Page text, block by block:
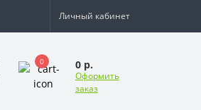
Личный кабинет
0 0 р.
Оформить
заказ